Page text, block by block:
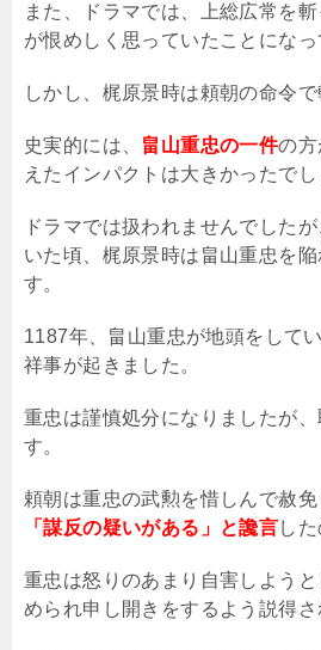
また、ドラマでは、上総広常を
が恨めしく思っていたことになっ
しかし、梶原景時は頼朝の命令で
史実的には、 畠山重忠の一件の
えたインパクトは大きかったでし
ドラマでは扱われませんでした
いた頃、梶原景時は畠山重忠を
す。
1187年、畠山重忠が地頭をして
祥事が起きました。
重忠は謹慎処分になりましたが
す。
頼朝は重忠の武勲を惜しんで赦
「謀反の疑いがある」と讒言した
重忠は怒りのあまり自害しよう
められ申し開きをするよう説得さ